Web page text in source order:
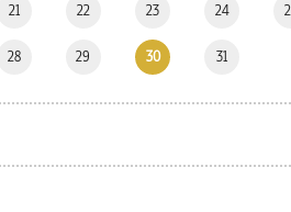
21 22 23 24
28 29 30 31